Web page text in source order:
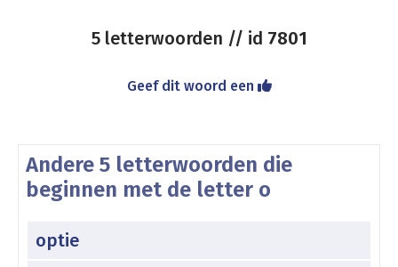
5 letterwoorden // id 7801
Geef dit woord een
Andere 5 letterwoorden die
beginnen met de letter o
optie